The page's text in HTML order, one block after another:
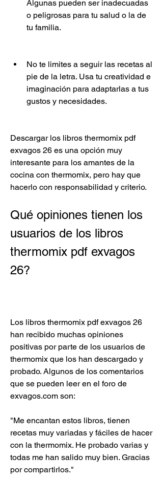
Algunas pueden ser inadecuadas
o peligrosas para tu salud o la de
tu familia.
No te limites a seguir las recetas al
pie de la letra. Usa tu creatividad e
imaginación para adaptarlas a tus
gustos y necesidades.
Descargar los libros thermomix pdf
exvagos 26 es una opción muy
interesante para los amantes de la
cocina con thermomix, pero hay que
hacerlo con responsabilidad y criterio.
Qué opiniones tienen los
usuarios de los libros
thermomix pdf exvagos
26?
Los libros thermomix pdf exvagos 26
han recibido muchas opiniones
positivas por parte de los usuarios de
thermomix que los han descargado y
probado. Algunos de los comentarios
que se pueden leer en el foro de
exvagos.com son:
"Me encantan estos libros, tienen
recetas muy variadas y fáciles de hacer
con la thermomix. He probado varias y
todas me han salido muy bien. Gracias
por compartirlos."